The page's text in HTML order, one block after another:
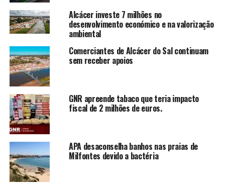
Alcácer investe 7 milhões no
desenvolvimento económico e na valorização
ambiental
Comerciantes de Alcácer do Sal continuam
sem receber apoios
GNR apreende tabaco que teria impacto
fiscal de 2 milhões de euros.
APA desaconselha banhos nas praias de
Milfontes devido a bactéria